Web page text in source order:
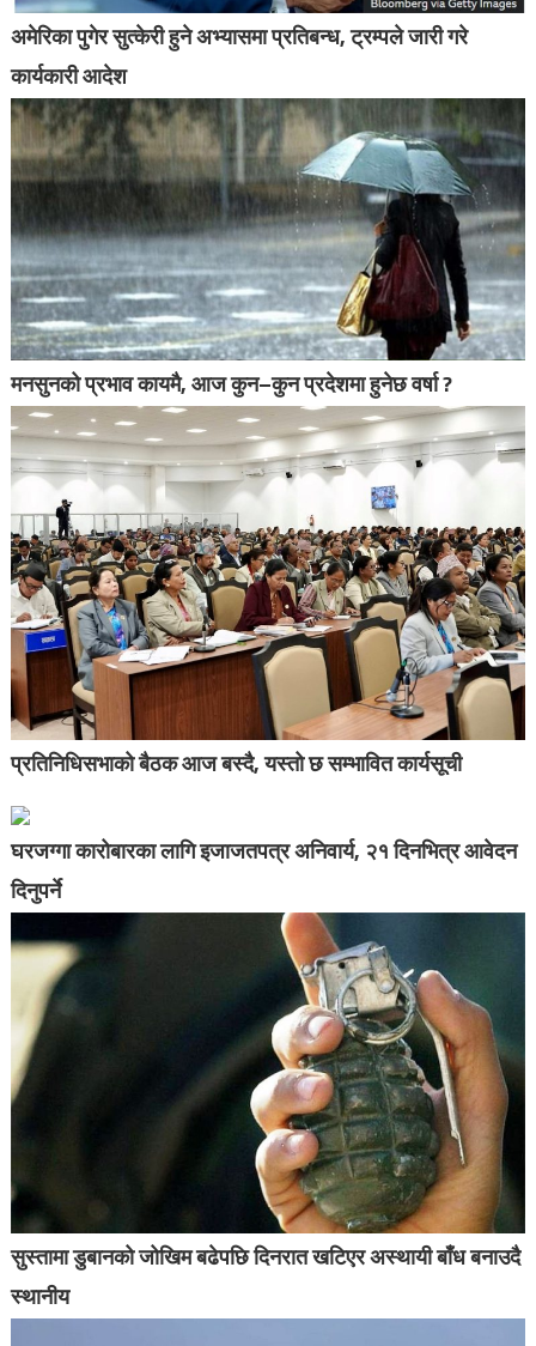
अमेरिका पुगेर सुत्केरी हुने अभ्यासमा प्रतिबन्ध, ट्रम्पले जारी गरे
कार्यकारी आदेश
मनसुनको प्रभाव कायमै, आज कुन–कुन प्रदेशमा हुनेछ वर्षा ?
प्रतिनिधिसभाको बैठक आज बस्दै, यस्तो छ सम्भावित कार्यसूची
घरजग्गा कारोबारका लागि इजाजतपत्र अनिवार्य, २१ दिनभित्र आवेदन
दिनुपर्ने
सुस्तामा डुबानको जोखिम बढेपछि दिनरात खटिएर अस्थायी बाँध बनाउदै
स्थानीय